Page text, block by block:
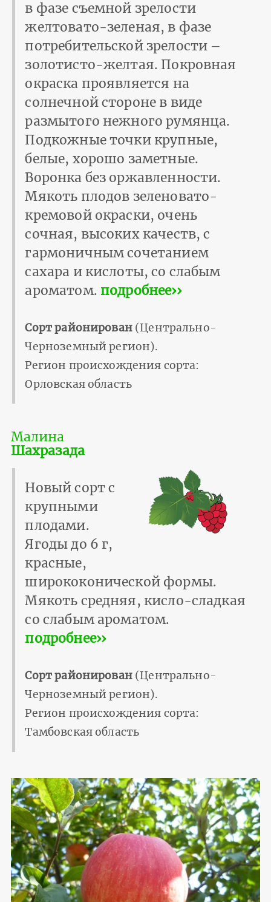
в фазе съемной зрелости
желтовато-зеленая, в фазе
потребительской зрелости –
золотисто-желтая. Покровная
окраска проявляется на
солнечной стороне в виде
размытого нежного румянца.
Подкожные точки крупные,
белые, хорошо заметные.
Воронка без оржавленности.
Мякоть плодов зеленовато-
кремовой окраски, очень
сочная, высоких качеств, с
гармоничным сочетанием
сахара и кислоты, со слабым
ароматом. подробнее››
Сорт районирован(Центрально-
Черноземный регион).
Регион происхождения сорта:
Орловская область
Малина
Шахразада
Новый сорт с
крупными
плодами.
Ягоды до 6 г,
красные,
ширококонической формы.
Мякоть средняя, кисло-сладкая
со слабым ароматом.
подробнее››
Сорт районирован(Центрально-
Черноземный регион).
Регион происхождения сорта:
Тамбовская область